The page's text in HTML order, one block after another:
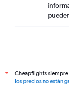
*
Cheapflights
los precios no están